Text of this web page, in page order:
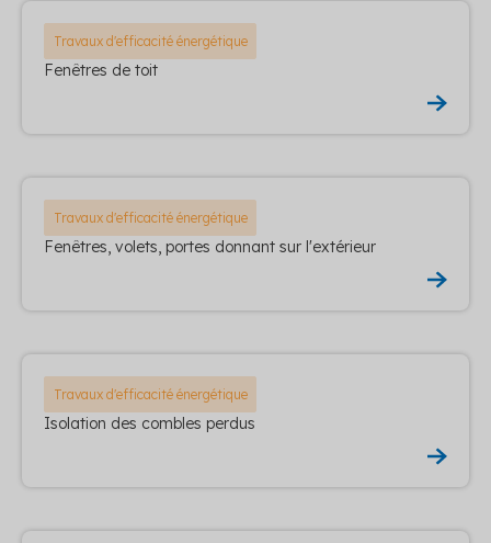
Travaux d'efficacité énergétique
Fenêtres de toit
Travaux d'efficacité énergétique
Fenêtres, volets, portes donnant sur l'extérieur
Travaux d'efficacité énergétique
Isolation des combles perdus